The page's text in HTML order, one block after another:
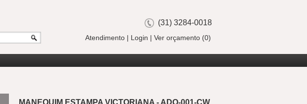
(31) 3284-0018
Atendimento | Login | Ver orçamento (0)
MANEQUIM ESTAMPA VICTORIANA - ADO-001-CW